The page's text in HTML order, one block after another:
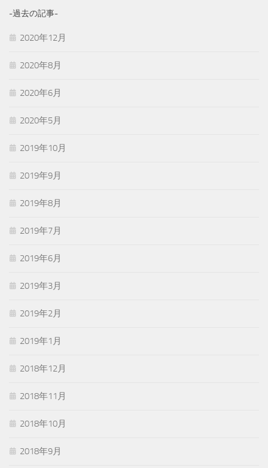
-過去の記事-
2020年12月
2020年8月
2020年6月
2020年5月
2019年10月
2019年9月
2019年8月
2019年7月
2019年6月
2019年3月
2019年2月
2019年1月
2018年12月
2018年11月
2018年10月
2018年9月